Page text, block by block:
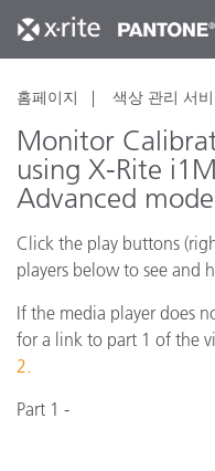
홈페이지 색상 관리 서
Monitor
using X-Rite
Advanced mode
Click the play buttons
players below to see and
If the media player does
for a link to part 1 of the
2.
Part 1 -